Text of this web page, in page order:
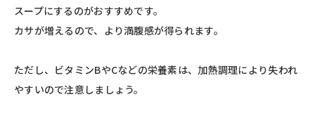
スープにするのがおすすめです。
カサが増えるので、より満腹感が得られます。
ただし、ビタミンBやCなどの栄養素は、加熱調理により失われ
やすいので注意しましょう。